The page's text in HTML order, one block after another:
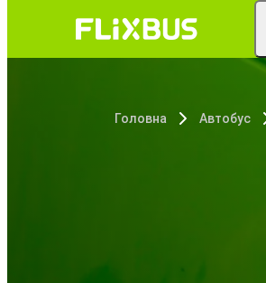
Головна Автобус